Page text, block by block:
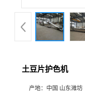
土豆片护色机
产地： 中国 山东潍坊